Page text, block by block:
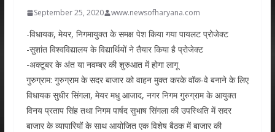
September 25, 2020 www.newsofharyana.com
-विधायक, मेयर, निगमायुक्त के समक्ष पेश किया गया पायलट प्रोजेक्ट
-सुशांत विश्वविद्यालय के विद्यार्थियों ने तैयार किया है प्रोजेक्ट
-अक्टूबर के अंत या नवम्बर की शुरुआत में होगा लागू
गुरुग्राम: गुरुग्राम के सदर बाजार को वाहन मुक्त करके वॉक-वे बनाने के लिए
विधायक सुधीर सिंगला, मेयर मधु आजाद, नगर निगम गुरुग्राम के आयुक्त
विनय प्रताप सिंह तथा निगम पार्षद सुभाष सिंगला की उपस्थिति में सदर
बाजार के व्यापारियों के साथ आयोजित एक विशेष बैठक में बाजार की